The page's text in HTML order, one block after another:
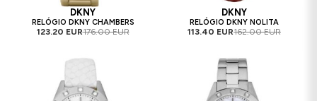
DKNY
RELÓGIO DKNY CHAMBERS
123.20 EUR176.00 EUR
DKNY
RELÓGIO DKNY NOLITA
113.40 EUR162.00 EUR